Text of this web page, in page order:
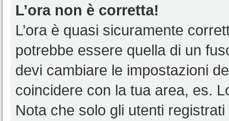
L’ora non è corretta!
L’ora è quasi sicuramente
potrebbe essere quella di un
devi cambiare le impostazioni
coincidere con la tua area, es.
Nota che solo gli utenti